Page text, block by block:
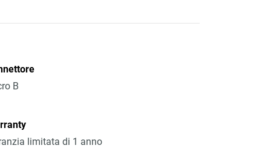
B
limitata di 1 anno